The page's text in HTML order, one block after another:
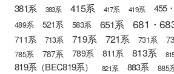
381系 383系 415系 417系 419系 455
489系 521系 583系 651系 681・
711系 713系 719系 721系 731系
785系 787系 789系 811系 813系
819系（BEC819系） 821系 883系 885